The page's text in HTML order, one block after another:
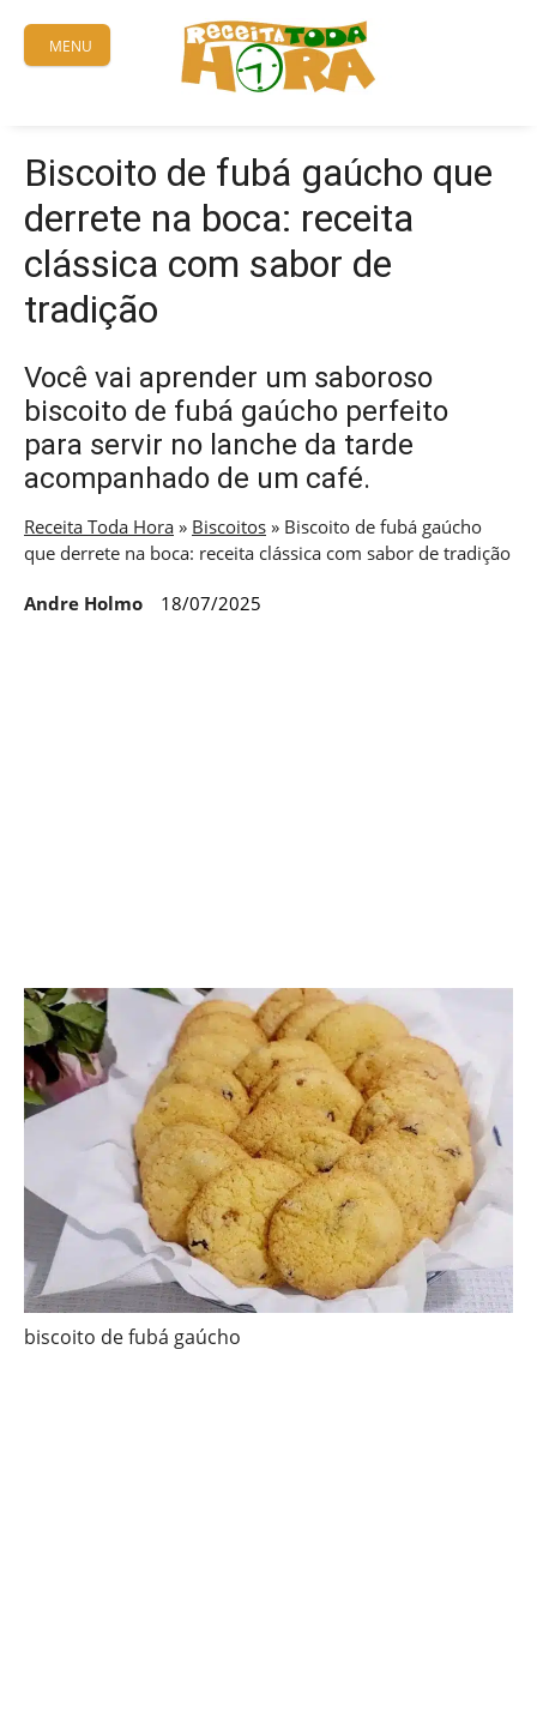
content
MENU
Biscoito de fubá gaúcho que
derrete na boca: receita
clássica com sabor de
tradição
Você vai aprender um saboroso
biscoito de fubá gaúcho perfeito
para servir no lanche da tarde
acompanhado de um café.
Receita Toda Hora » Biscoitos » Biscoito de fubá gaúcho
que derrete na boca: receita clássica com sabor de tradição
Andre Holmo 18/07/2025
biscoito de fubá gaúcho